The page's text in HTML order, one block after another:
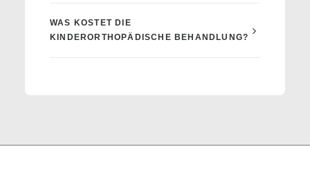
WAS KOSTET DIE
KINDERORTHOPÄDISCHE BEHANDLUNG?